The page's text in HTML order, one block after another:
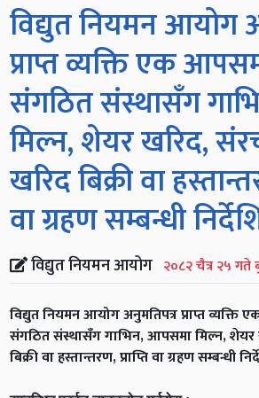
विद्युत नियमन आयोग
प्राप्त व्यक्ति एक
संगठित संस्थासँग
मिल्न, शेयर खरिद,
खरिद बिक्री वा
वा ग्रहण सम्बन्धी
विद्युत नियमन आयोग २०८२ चैत्र २५ गते
विद्युत नियमन आयोग अनुमतिपत्र प्राप्त
संगठित संस्थासँग गाभिन, आपसमा मिल्न,
बिक्री वा हस्तान्तरण, प्राप्ति वा ग्रहण सम्बन्धी